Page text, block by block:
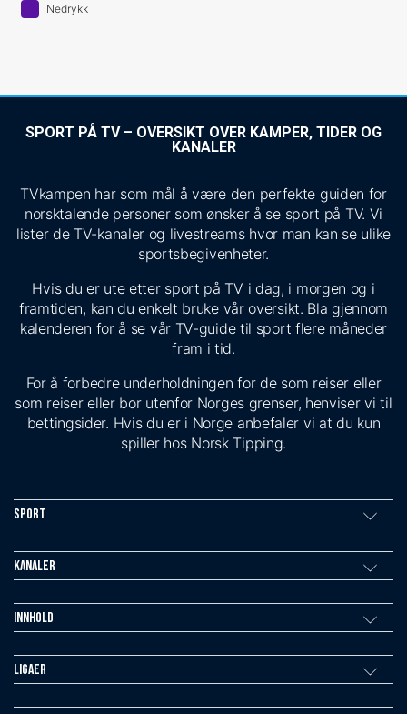
Nedrykk
SPORT PÅ TV – OVERSIKT OVER KAMPER, TIDER OG
KANALER
TVkampen har som mål å være den perfekte guiden for
norsktalende personer som ønsker å se sport på TV. Vi
lister de TV-kanaler og livestreams hvor man kan se ulike
sportsbegivenheter.
Hvis du er ute etter sport på TV i dag, i morgen og i
framtiden, kan du enkelt bruke vår oversikt. Bla gjennom
kalenderen for å se vår TV-guide til sport flere måneder
fram i tid.
For å forbedre underholdningen for de som reiser eller
som reiser eller bor utenfor Norges grenser, henviser vi til
bettingsider. Hvis du er i Norge anbefaler vi at du kun
spiller hos Norsk Tipping.
Sport
Kanaler
Innhold
Ligaer